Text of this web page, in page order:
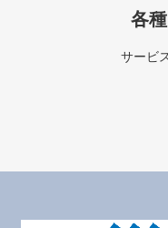
各
サービ